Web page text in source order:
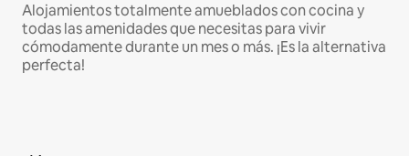
Alojamientos totalmente amueblados con cocina y
todas las amenidades que necesitas para vivir
cómodamente durante un mes o más. ¡Es la alternativa
perfecta!